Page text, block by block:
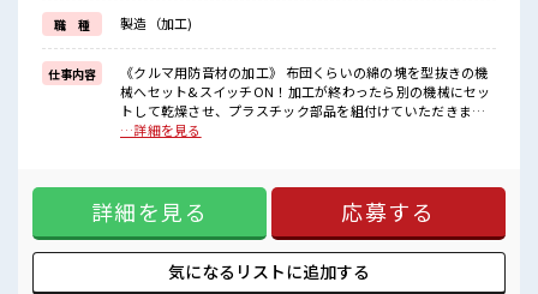
■職場の雰囲気
20代・30代の方活躍中！
広くて大きな工場です♪
ロッカー・休憩室・社員食堂完備！
1食480円程でおいしいお弁当の注文もできます！
無料送迎バスあり！
丁寧な指導・フォロー体制があるので未経験でも安心♪
職 種 製造（加工)
仕事内容
《クルマ用防音材の加工》 布団くらいの綿の塊を型抜きの機
械へセット&スイッチON！加工が終わったら別の機械にセッ
トして乾燥させ、プラスチック部品を組付けていただきま
す。 ■お仕事PR 《スルー厳禁な高時給》稼ぎたい方の強い味
心！ 慣れてきたら2交替へ移行となり、 ジャンジャン稼ぐこ
とができます♪ 2交替になれば「月収33万円以上」稼げるこ
とも！ お休みは「土日休み」なのでリズムが整いやすくて安
心ですね！ 大型連休があるのでプライベートも充実に♪ ■職
場の雰囲気 20代・30代の方活躍中！ 広くて大きな工場です♪
ロッカー・休憩室・社員食堂完備！ 1食480円程でおいしいお
…詳細を見る
詳細を見る 応募する
気になるリストに追加する